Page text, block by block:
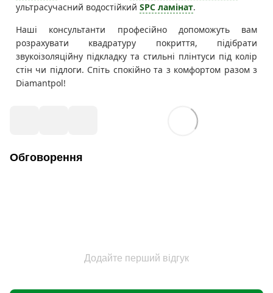
ультрасучасний водостійкий SPC ламінат.
Наші консультанти професійно допоможуть вам
розрахувати квадратуру покриття, підібрати
звукоізоляційну підкладку та стильні плінтуси під колір
стін чи підлоги. Спіть спокійно та з комфортом разом з
Diamantpol!
Обговорення
Додайте перший відгук